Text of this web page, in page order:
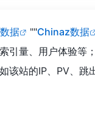
据 ""Chinaz数据
引量、用户体验等
该站的IP、PV、跳